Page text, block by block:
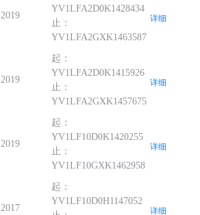
2019
YV1LFA2D0K1428434
止：
YV1LFA2GXK1463587
详细
2019
起：
YV1LFA2D0K1415926
止：
YV1LFA2GXK1457675
详细
2019
起：
YV1LF10D0K1420255
止：
YV1LF10GXK1462958
详细
2017
起：
YV1LF10D0H1147052
详细